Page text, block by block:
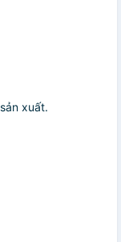
xuất.